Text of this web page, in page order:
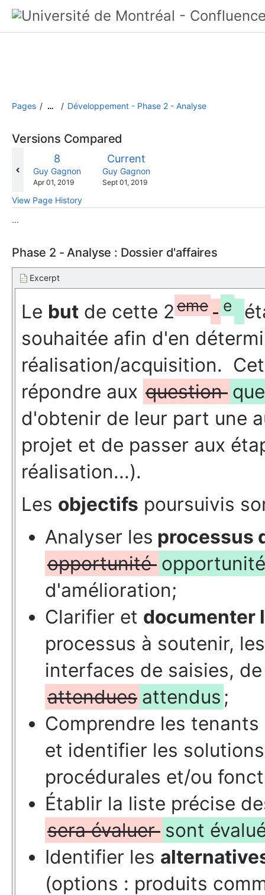
Pages … Développement - Phase 2 - Analyse
Versions Compared
Old
Version
8
changes.mady.by.user
Guy Gagnon
Saved
Apr 01, 2019
compared
New
Version
Current
changes.mady.by.user
Guy Gagnon
Saved
Sept 01, 2019
View Page History
...
Phase 2 - Analyse : Dossier d'affaires
Excerpt
Le but de cette 2eme e
souhaitée afin d'en
réalisation/acquisition.
répondre aux question
d'obtenir de leur part une
projet et de passer aux
réalisation...).
Les objectifs poursuivis
Analyser les processus
opportunité
d'amélioration;
Clarifier et documenter
processus à soutenir,
interfaces de saisies,
attendues attendus ;
Comprendre les
et identifier les
procédurales et/ou
Établir la liste précise
sera évaluer sont
Identifier les
(options : produits